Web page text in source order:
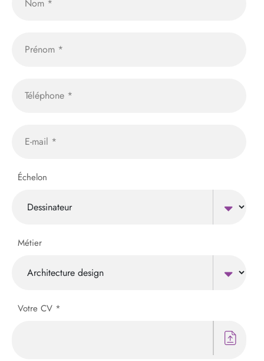
Échelon
Métier
Votre CV *